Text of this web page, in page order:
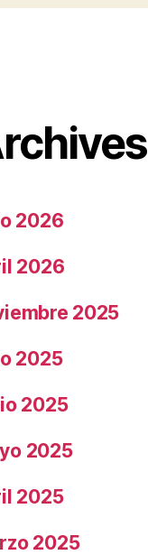
2026
2026
2025
2025
2025
2025
2025
2025